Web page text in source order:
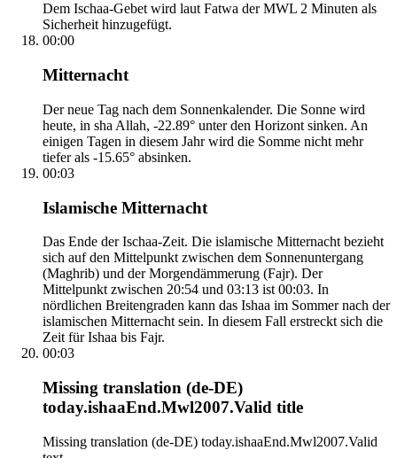
Dem Ischaa-Gebet wird laut Fatwa der MWL 2 Minuten als
Sicherheit hinzugefügt.
00:00
Mitternacht
Der neue Tag nach dem Sonnenkalender. Die Sonne wird
heute, in sha Allah, -22.89° unter den Horizont sinken. An
einigen Tagen in diesem Jahr wird die Somme nicht mehr
tiefer als -15.65° absinken.
00:03
Islamische Mitternacht
Das Ende der Ischaa-Zeit. Die islamische Mitternacht bezieht
sich auf den Mittelpunkt zwischen dem Sonnenuntergang
(Maghrib) und der Morgendämmerung (Fajr). Der
Mittelpunkt zwischen 20:54 und 03:13 ist 00:03. In
nördlichen Breitengraden kann das Ishaa im Sommer nach der
islamischen Mitternacht sein. In diesem Fall erstreckt sich die
Zeit für Ishaa bis Fajr.
00:03
Missing translation (de-DE)
today.ishaaEnd.Mwl2007.Valid title
Missing translation (de-DE) today.ishaaEnd.Mwl2007.Valid